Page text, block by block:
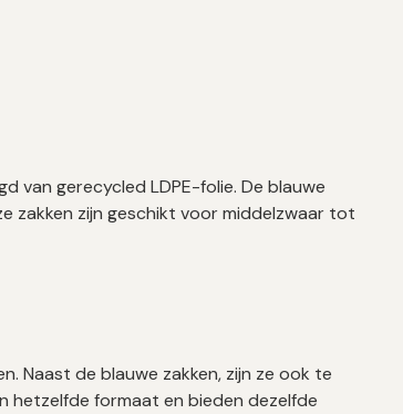
van gerecycled LDPE-folie. De blauwe
zakken zijn geschikt voor middelzwaar tot
Naast de blauwe zakken, zijn ze ook te
hetzelfde formaat en bieden dezelfde